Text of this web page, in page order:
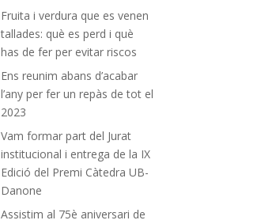
Fruita i verdura que es venen
tallades: què es perd i què
has de fer per evitar riscos
Ens reunim abans d’acabar
l’any per fer un repàs de tot el
2023
Vam formar part del Jurat
institucional i entrega de la IX
Edició del Premi Càtedra UB-
Danone
Assistim al 75è aniversari de